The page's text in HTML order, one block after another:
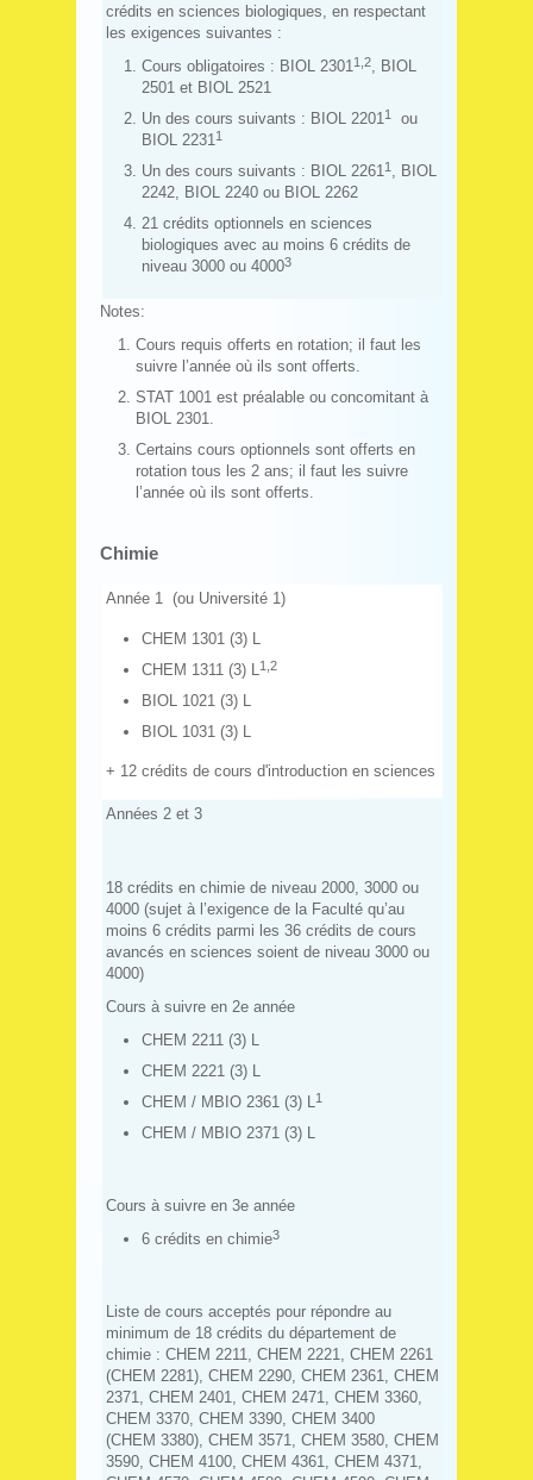
crédits en sciences biologiques, en respectant
les exigences suivantes :
Cours obligatoires : BIOL 2301 1,2
, BIOL
2501 et BIOL 2521
Un des cours suivants : BIOL 2201 1
ou
BIOL 2231 1
Un des cours suivants : BIOL 2261 1
, BIOL
2242, BIOL 2240 ou BIOL 2262
21 crédits optionnels en sciences
biologiques avec au moins 6 crédits de
niveau 3000 ou 40003
Notes:
Cours requis offerts en rotation; il faut les
suivre l’année où ils sont offerts.
STAT 1001 est préalable ou concomitant à
BIOL 2301.
Certains cours optionnels sont offerts en
rotation tous les 2 ans; il faut les suivre
l’année où ils sont offerts.
Chimie
Année 1 (ou Université 1)
CHEM 1301 (3) L
CHEM 1311 (3) L1,2
BIOL 1021 (3) L
BIOL 1031 (3) L
+ 12 crédits de cours d'introduction en sciences
Années 2 et 3
18 crédits en chimie de niveau 2000, 3000 ou
4000 (sujet à l’exigence de la Faculté qu’au
moins 6 crédits parmi les 36 crédits de cours
avancés en sciences soient de niveau 3000 ou
4000)
Cours à suivre en 2e année
CHEM 2211 (3) L
CHEM 2221 (3) L
CHEM / MBIO 2361 (3) L1
CHEM / MBIO 2371 (3) L
Cours à suivre en 3e année
6 crédits en chimie3
Liste de cours acceptés pour répondre au
minimum de 18 crédits du département de
chimie : CHEM 2211, CHEM 2221, CHEM 2261
(CHEM 2281), CHEM 2290, CHEM 2361, CHEM
2371, CHEM 2401, CHEM 2471, CHEM 3360,
CHEM 3370, CHEM 3390, CHEM 3400
(CHEM 3380), CHEM 3571, CHEM 3580, CHEM
3590, CHEM 4100, CHEM 4361, CHEM 4371,